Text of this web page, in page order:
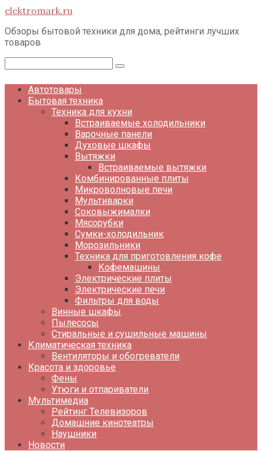
Перейти
контенту
elektromark.ru
Обзоры бытовой техники для дома, рейтинги лучших
товаров
Автотовары
Бытовая техника
Техника для кухни
Встраиваемые холодильники
Варочные панели
Духовые шкафы
Вытяжки
Встраиваемые вытяжки
Комбинированные плиты
Микроволновые печи
Мультиварки
Соковыжималки
Мясорубки
Сумки-холодильник
Морозильники
Техника для приготовления кофе
Кофемашины
Электрические плиты
Электрические печи
Фильтры для воды
Винные шкафы
Пылесосы
Стиральные и сушильные машины
Климатическая техника
Вентиляторы и обогреватели
Красота и здоровье
Фены
Утюги и отпариватели
Мультимедиа
Рейтинг Телевизоров
Домашние кинотеатры
Наушники
Новости